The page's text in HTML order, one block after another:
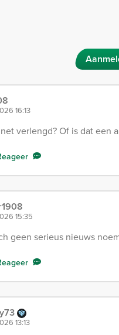
16:13
verlengd? Of is dat een
15:35
geen serieus nieuws
13:13